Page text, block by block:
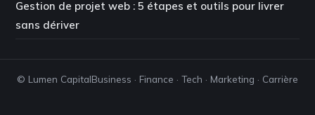
Gestion de projet web : 5 étapes et outils pour livrer
sans dériver
© Lumen CapitalBusiness · Finance · Tech · Marketing · Carrière